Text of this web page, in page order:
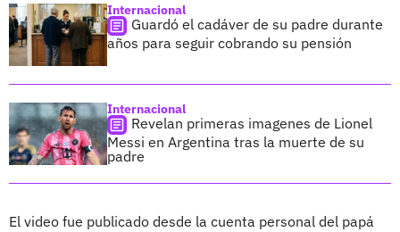
Internacional
Guardó el cadáver de su padre durante
años para seguir cobrando su pensión
Internacional
Revelan primeras imagenes de Lionel
Messi en Argentina tras la muerte de su
padre
El video fue publicado desde la cuenta personal del papá